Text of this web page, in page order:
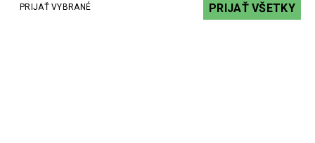
PRIJAŤ VYBRANÉ PRIJAŤ VŠETKY